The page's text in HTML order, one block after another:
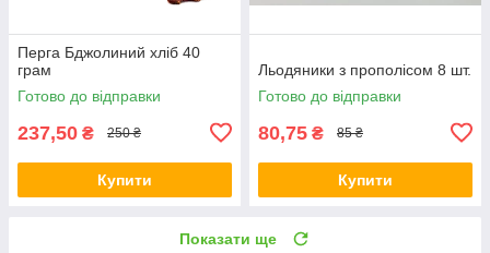
Перга Бджолиний хліб 40
грам
Готово до відправки
237,50 ₴ 250 ₴
Купити
Льодяники з прополісом 8 шт.
Готово до відправки
80,75 ₴ 85 ₴
Купити
Показати ще